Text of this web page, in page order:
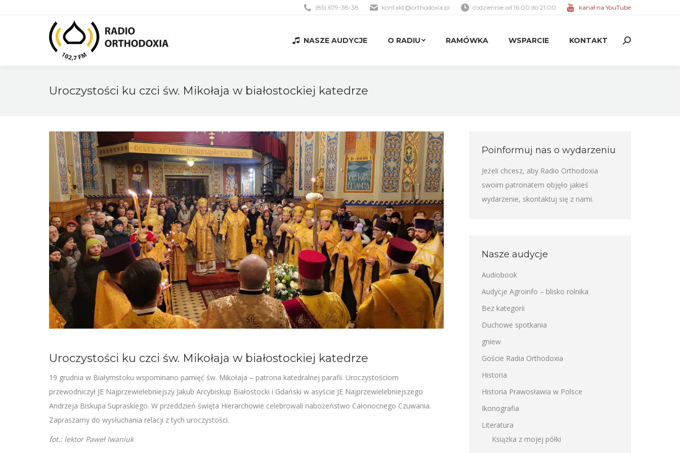
(85) 679-38-38 kontakt@orthodoxia.pl codziennie od 16:00 do 21:00 kanał na YouTube
NASZE AUDYCJE O RADIU RAMÓWKA WSPARCIE KONTAKT Search:
Uroczystości ku czci św. Mikołaja w białostockiej katedrze
Uroczystości ku czci św. Mikołaja w białostockiej katedrze
19 grudnia w Białymstoku wspominano pamięć św. Mikołaja – patrona katedralnej parafii. Uroczystościom
przewodniczył JE Najprzewielebniejszy Jakub Arcybiskup Białostocki i Gdański w asyście JE Najprzewielebniejszego
Andrzeja Biskupa Supraskiego. W przeddzień święta Hierarchowie celebrowali nabożeństwo Całonocnego Czuwania.
Zapraszamy do wysłuchania relacji z tych uroczystości.
fot.: lektor Paweł Iwaniuk
Poinformuj nas o wydarzeniu
Jeżeli chcesz, aby Radio Orthodoxia
swoim patronatem objęło jakieś
wydarzenie, skontaktuj się z nami.
Nasze audycje
Audiobook
Audycje Agroinfo – blisko rolnika
Bez kategorii
Duchowe spotkania
gniew
Goście Radia Orthodoxia
Historia
Historia Prawosławia w Polsce
Ikonografia
Literatura
Książka z mojej półki